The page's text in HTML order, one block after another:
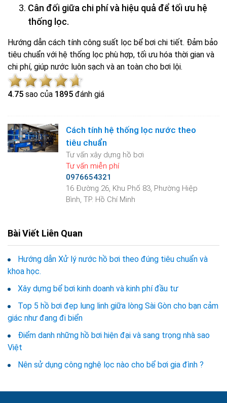
Cân đối giữa chi phí và hiệu quả để tối ưu hệ
thống lọc.
Hướng dẫn cách tính công suất lọc bể bơi chi tiết. Đảm bảo
tiêu chuẩn với hệ thống lọc phù hợp, tối ưu hóa thời gian và
chi phí, giúp nước luôn sạch và an toàn cho bơi lội.
4.75 sao của 1895 đánh giá
Cách tính hệ thống lọc nước theo
tiêu chuẩn
Tư vấn xây dựng hồ bơi
Tư vấn miễn phí
0976654321
16 Đường 26, Khu Phố 83, Phường Hiệp
Bình, TP. Hồ Chí Minh
Bài Viết Liên Quan
Hướng dẫn Xử lý nước hồ bơi theo đúng tiêu chuẩn và
khoa học.
Xây dựng bể bơi kinh doanh và kinh phí đầu tư
Top 5 hồ bơi đẹp lung linh giữa lòng Sài Gòn cho bạn cảm
giác như đang đi biển
Điểm danh những hồ bơi hiện đại và sang trọng nhà sao
Việt
Nên sử dụng công nghệ lọc nào cho bể bơi gia đình ?